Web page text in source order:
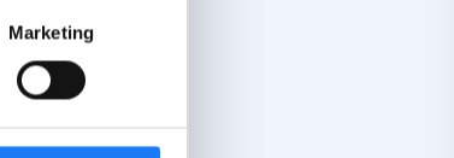
Marketing